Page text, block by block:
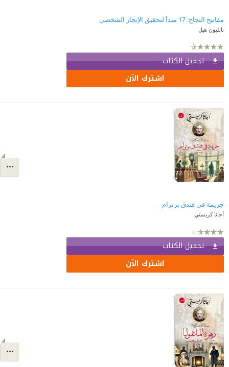
مفاتيح النجاح: 17 مبدأ لتحقيق الإنجاز الشخصي
نابليون هيل
تحميل الكتاب
اشترك الآن
جريمة في فندق برترام
أجاثا كريستي
تحميل الكتاب
اشترك الآن